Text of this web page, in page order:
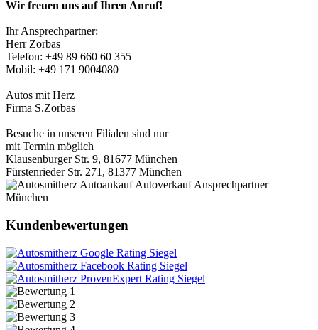
Wir freuen uns auf Ihren Anruf!
Ihr Ansprechpartner:
Herr Zorbas
Telefon: +49 89 660 60 355
Mobil: +49 171 9004080
Autos mit Herz
Firma S.Zorbas
Besuche in unseren Filialen sind nur
mit Termin möglich
Klausenburger Str. 9, 81677 München
Fürstenrieder Str. 271, 81377 München
Kundenbewertungen